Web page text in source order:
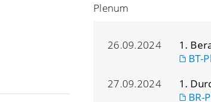
Plenum
26.09.2024
1.
BT-
27.09.2024
1.
BR-